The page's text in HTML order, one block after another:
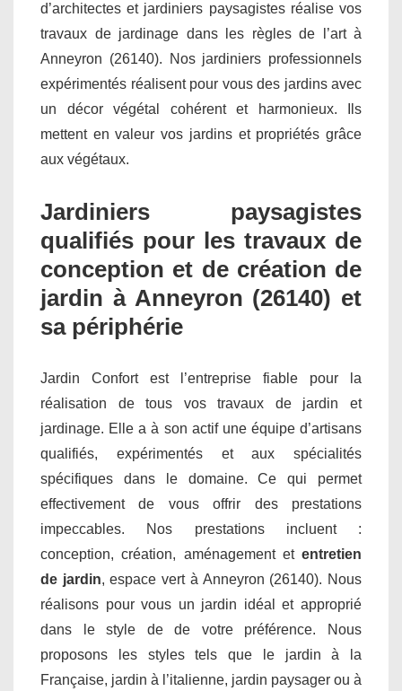
d’architectes et jardiniers paysagistes réalise vos
travaux de jardinage dans les règles de l’art à
Anneyron (26140). Nos jardiniers professionnels
expérimentés réalisent pour vous des jardins avec
un décor végétal cohérent et harmonieux. Ils
mettent en valeur vos jardins et propriétés grâce
aux végétaux.
Jardiniers paysagistes
qualifiés pour les travaux de
conception et de création de
jardin à Anneyron (26140) et
sa périphérie
Jardin Confort est l’entreprise fiable pour la
réalisation de tous vos travaux de jardin et
jardinage. Elle a à son actif une équipe d’artisans
qualifiés, expérimentés et aux spécialités
spécifiques dans le domaine. Ce qui permet
effectivement de vous offrir des prestations
impeccables. Nos prestations incluent :
conception, création, aménagement et entretien
de jardin, espace vert à Anneyron (26140). Nous
réalisons pour vous un jardin idéal et approprié
dans le style de de votre préférence. Nous
proposons les styles tels que le jardin à la
Française, jardin à l’italienne, jardin paysager ou à